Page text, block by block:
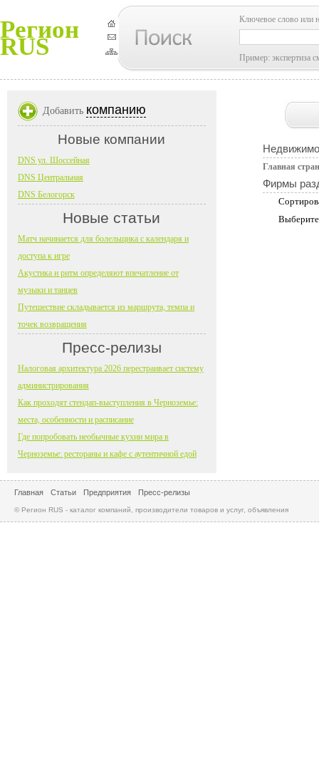
Регион
RUS
Ключевое слово или
Пример: экспертиза
Главная
Фирмы
Добавить компанию
Новые компании
DNS ул. Шоссейная
DNS Центральная
DNS Белогорск
Новые статьи
Матч начинается для болельщика с календаря и
доступа к игре
Акустика и ритм определяют впечатление от
музыки и танцев
Путешествие складывается из маршрута, темпа и
точек возвращения
Пресс-релизы
Налоговая архитектура 2026 перестраивает систему
администрирования
Как проходят стендап-выступления в Черноземье:
места, особенности и расписание
Где попробовать необычные кухни мира в
Черноземье: рестораны и кафе с аутентичной едой
Главная Статьи Предприятия Пресс-релизы
© Регион RUS - каталог компаний, производители товаров и услуг, объявления